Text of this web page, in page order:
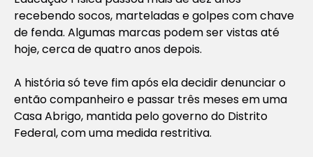
recebendo socos, marteladas e golpes com chave
de fenda. Algumas marcas podem ser vistas até
hoje, cerca de quatro anos depois.
A história só teve fim após ela decidir denunciar o
então companheiro e passar três meses em uma
Casa Abrigo, mantida pelo governo do Distrito
Federal, com uma medida restritiva.